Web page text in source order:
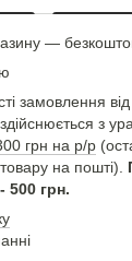
—
замовлення від
з
грн на р/р
на пошті).
500 грн.